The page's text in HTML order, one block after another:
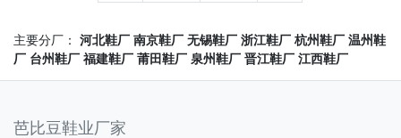
主要分厂： 河北鞋厂 南京鞋厂 无锡鞋厂 浙江鞋厂 杭州鞋厂 温州鞋
厂 台州鞋厂 福建鞋厂 莆田鞋厂 泉州鞋厂 晋江鞋厂 江西鞋厂
芭比豆鞋业厂家